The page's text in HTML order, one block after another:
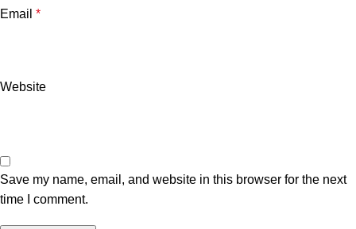
Email *
Website
Save my name, email, and website in this browser for the next
time I comment.